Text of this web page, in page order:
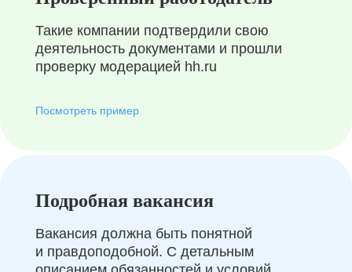
Такие компании подтвердили свою
деятельность документами и прошли
проверку модерацией hh.ru
Посмотреть пример
Подробная вакансия
Вакансия должна быть понятной
и правдоподобной. С детальным